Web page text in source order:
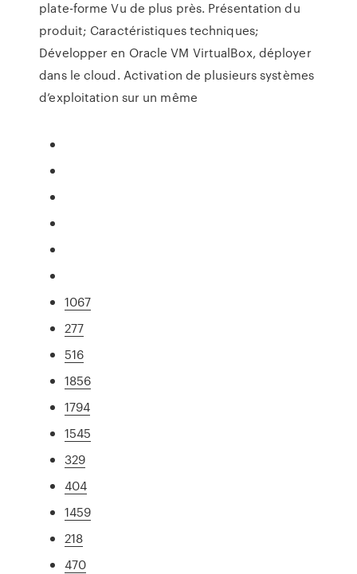
plate-forme Vu de plus près. Présentation du
produit; Caractéristiques techniques;
Développer en Oracle VM VirtualBox, déployer
dans le cloud. Activation de plusieurs systèmes
d’exploitation sur un même
1067
277
516
1856
1794
1545
329
404
1459
218
470